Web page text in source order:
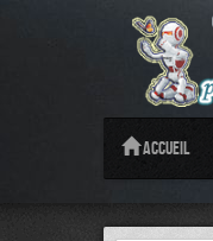
Accueil